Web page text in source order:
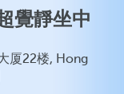
覺靜坐中
厦22楼, Hong